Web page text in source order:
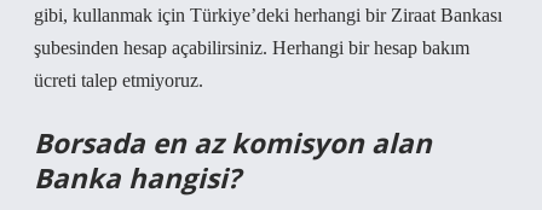
gibi, kullanmak için Türkiye’deki herhangi bir Ziraat Bankası
şubesinden hesap açabilirsiniz. Herhangi bir hesap bakım
ücreti talep etmiyoruz.
Borsada en az komisyon alan
Banka hangisi?